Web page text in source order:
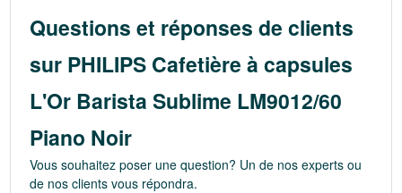
Questions et réponses de clients
sur PHILIPS Cafetière à capsules
L'Or Barista Sublime LM9012/60
Piano Noir
Vous souhaitez poser une question? Un de nos experts ou
de nos clients vous répondra.